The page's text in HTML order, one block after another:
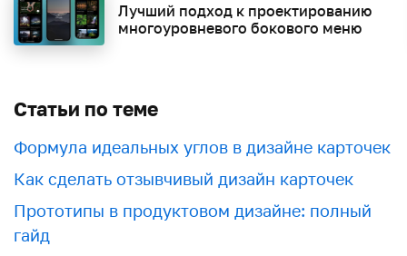
Лучший подход к проектированию
многоуровневого бокового меню
Статьи по теме
Формула идеальных углов в дизайне карточек
Как сделать отзывчивый дизайн карточек
Прототипы в продуктовом дизайне: полный
гайд